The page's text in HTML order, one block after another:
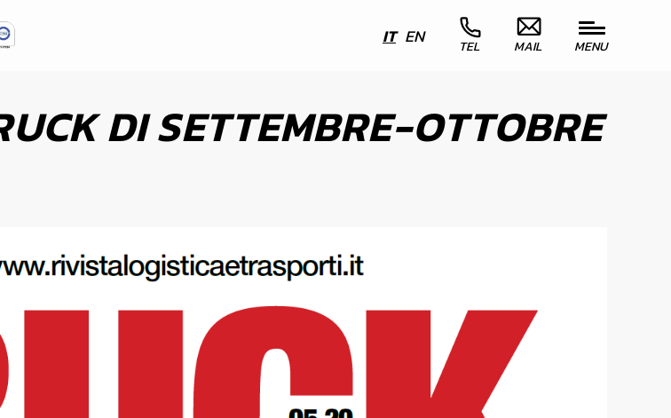
IT EN TEL MAIL MENU
DI SETTEMBRE-OTTOBRE